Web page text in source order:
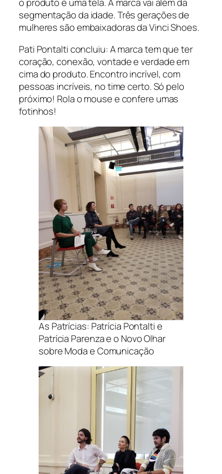
o produto é uma tela. A marca vai além da
segmentação da idade. Três gerações de
mulheres são embaixadoras da Vinci Shoes.
Pati Pontalti concluiu: A marca tem que ter
coração, conexão, vontade e verdade em
cima do produto. Encontro incrível, com
pessoas incríveis, no time certo. Só pelo
próximo! Rola o mouse e confere umas
fotinhos!
As Patrícias: Patrícia Pontalti e
Patrícia Parenza e o Novo Olhar
sobre Moda e Comunicação